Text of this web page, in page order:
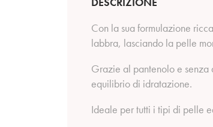
Con la sua formulazione
labbra, lasciando la pelle
Grazie al pantenolo e
equilibrio di idratazione.
Ideale per tutti i tipi di pelle